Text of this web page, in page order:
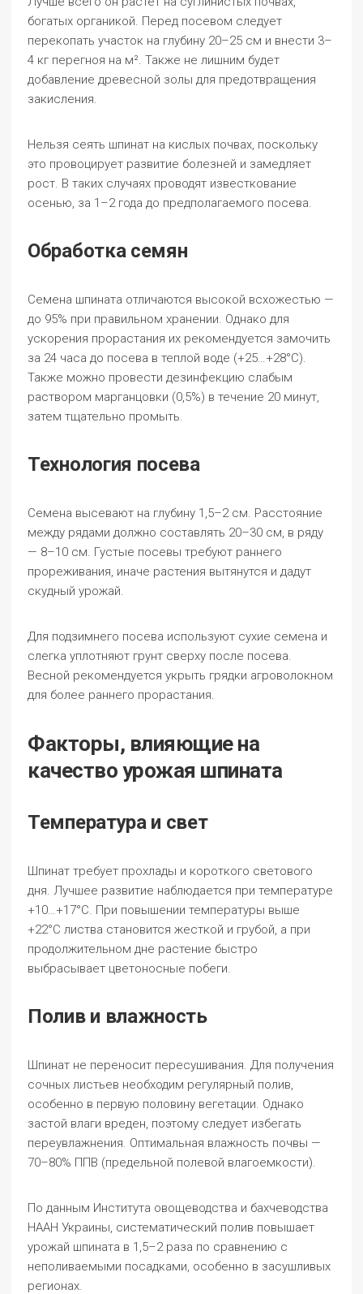
богатых органикой. Перед посевом следует
перекопать участок на глубину 20–25 см и внести 3–
4 кг перегноя на м². Также не лишним будет
добавление древесной золы для предотвращения
закисления.
Нельзя сеять шпинат на кислых почвах, поскольку
это провоцирует развитие болезней и замедляет
рост. В таких случаях проводят известкование
осенью, за 1–2 года до предполагаемого посева.
Обработка семян
Семена шпината отличаются высокой всхожестью —
до 95% при правильном хранении. Однако для
ускорения прорастания их рекомендуется замочить
за 24 часа до посева в теплой воде (+25…+28°C).
Также можно провести дезинфекцию слабым
раствором марганцовки (0,5%) в течение 20 минут,
затем тщательно промыть.
Технология посева
Семена высевают на глубину 1,5–2 см. Расстояние
между рядами должно составлять 20–30 см, в ряду
— 8–10 см. Густые посевы требуют раннего
прореживания, иначе растения вытянутся и дадут
скудный урожай.
Для подзимнего посева используют сухие семена и
слегка уплотняют грунт сверху после посева.
Весной рекомендуется укрыть грядки агроволокном
для более раннего прорастания.
Факторы, влияющие на
качество урожая шпината
Температура и свет
Шпинат требует прохлады и короткого светового
дня. Лучшее развитие наблюдается при температуре
+10…+17°C. При повышении температуры выше
+22°C листва становится жесткой и грубой, а при
продолжительном дне растение быстро
выбрасывает цветоносные побеги.
Полив и влажность
Шпинат не переносит пересушивания. Для получения
сочных листьев необходим регулярный полив,
особенно в первую половину вегетации. Однако
застой влаги вреден, поэтому следует избегать
переувлажнения. Оптимальная влажность почвы —
70–80% ППВ (предельной полевой влагоемкости).
По данным Института овощеводства и бахчеводства
НААН Украины, систематический полив повышает
урожай шпината в 1,5–2 раза по сравнению с
неполиваемыми посадками, особенно в засушливых
регионах.